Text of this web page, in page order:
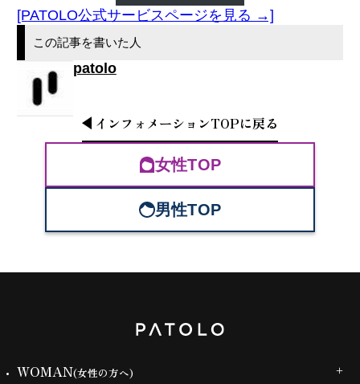
[PATOLO公式サービスページを見る →]
この記事を書いた人
patolo
インフォメーションTOPに戻る
女性TOP
男性TOP
WOMAN(女性の方へ)